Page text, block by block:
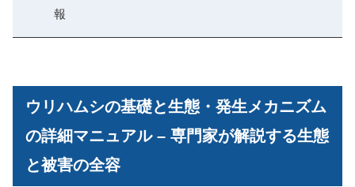
報
ウリハムシの基礎と生態・発生メカニズム
の詳細マニュアル – 専門家が解説する生態
と被害の全容